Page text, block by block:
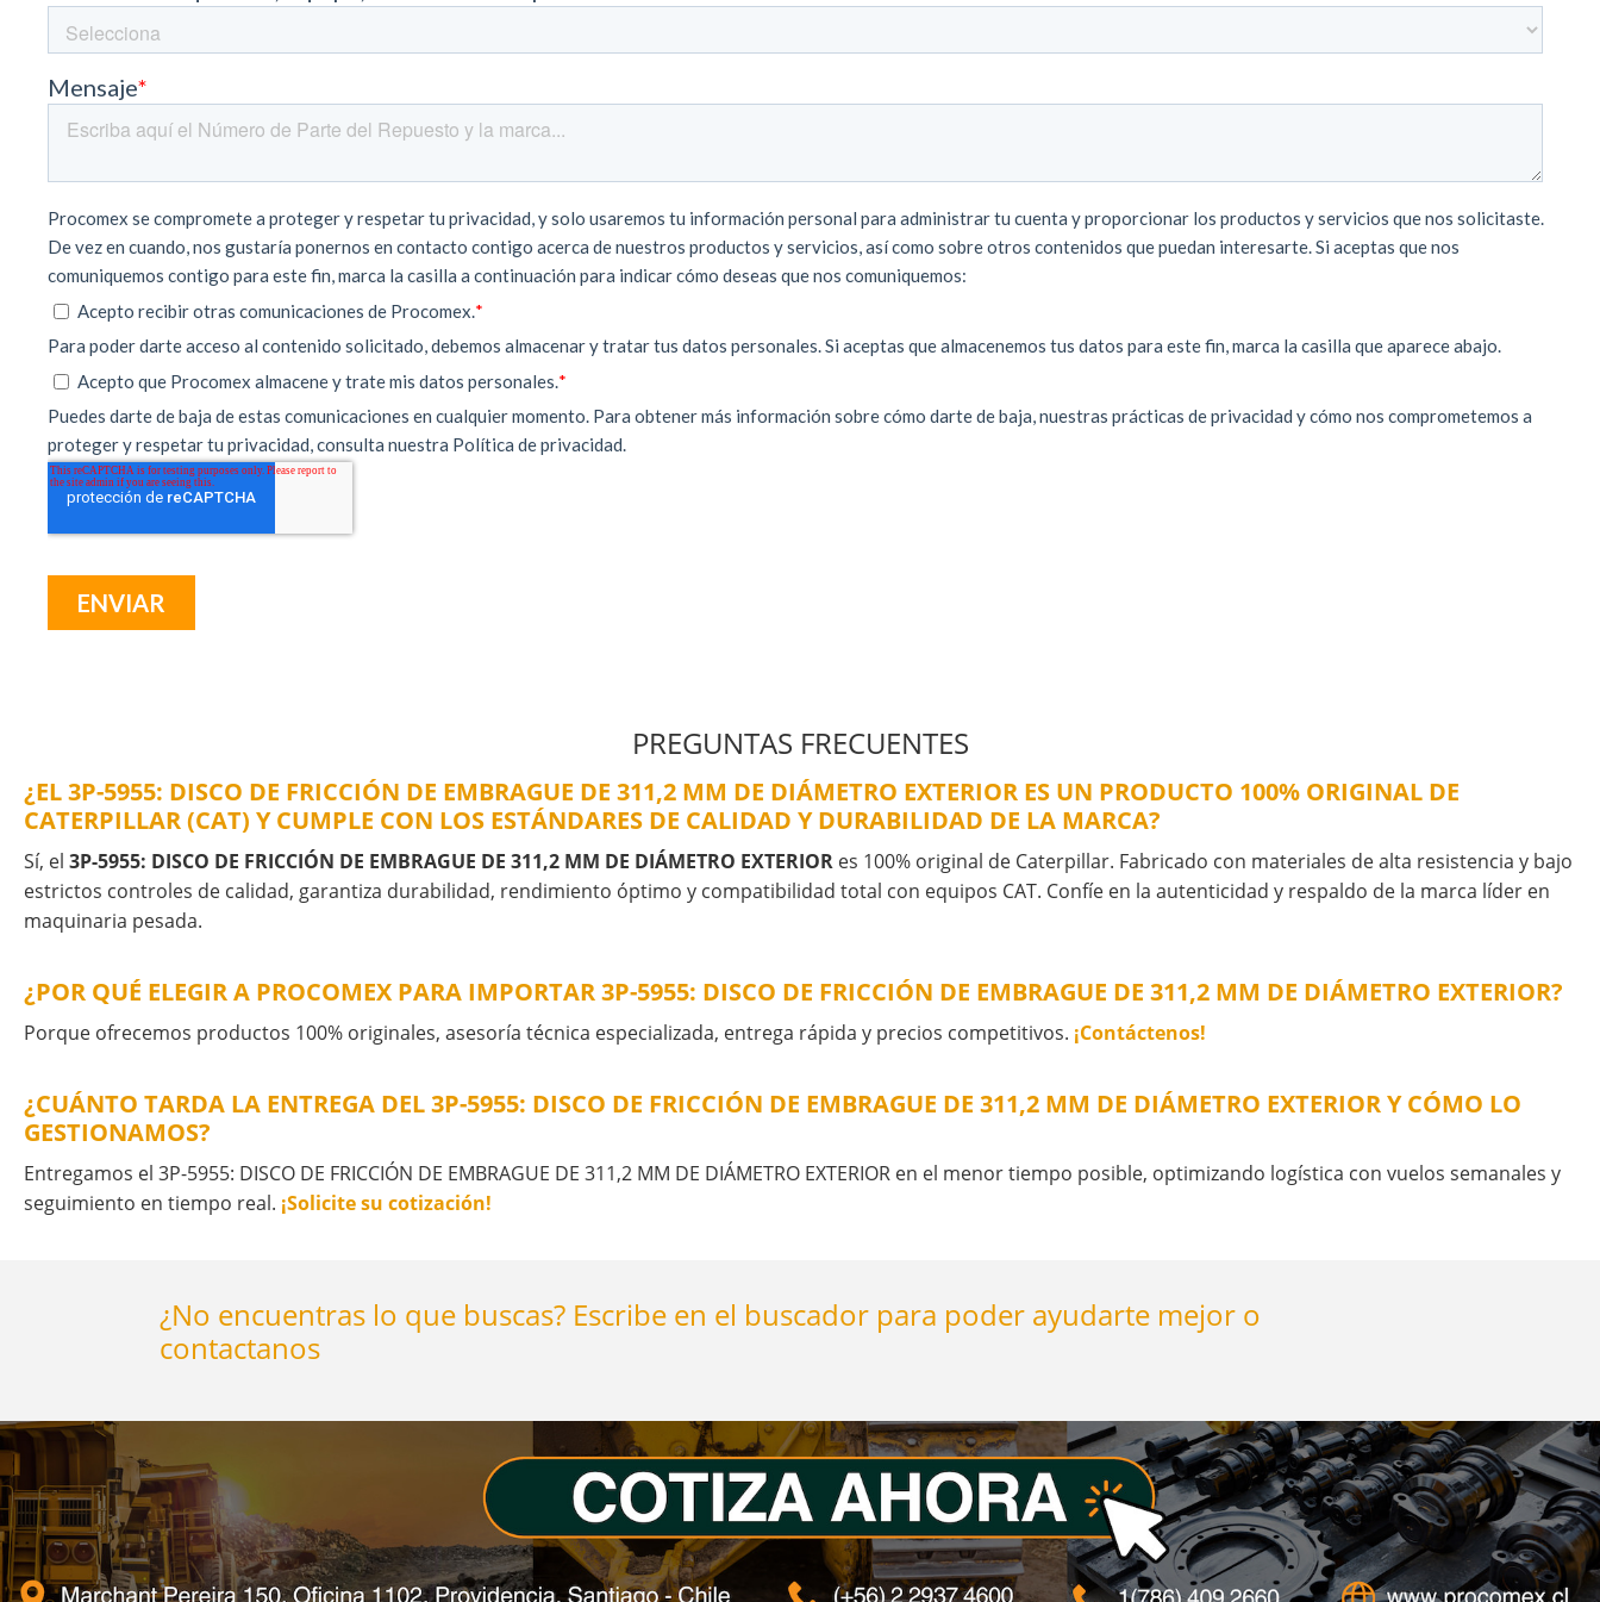
PREGUNTAS FRECUENTES
¿EL 3P-5955: DISCO DE FRICCIÓN DE EMBRAGUE DE 311,2 MM DE DIÁMETRO EXTERIOR ES UN PRODUCTO 100% ORIGINAL DE
CATERPILLAR (CAT) Y CUMPLE CON LOS ESTÁNDARES DE CALIDAD Y DURABILIDAD DE LA MARCA?
Sí, el 3P-5955: DISCO DE FRICCIÓN DE EMBRAGUE DE 311,2 MM DE DIÁMETRO EXTERIOR es 100% original de Caterpillar. Fabricado con materiales de alta resistencia y bajo
estrictos controles de calidad, garantiza durabilidad, rendimiento óptimo y compatibilidad total con equipos CAT. Confíe en la autenticidad y respaldo de la marca líder en
maquinaria pesada.
¿POR QUÉ ELEGIR A PROCOMEX PARA IMPORTAR 3P-5955: DISCO DE FRICCIÓN DE EMBRAGUE DE 311,2 MM DE DIÁMETRO EXTERIOR?
Porque ofrecemos productos 100% originales, asesoría técnica especializada, entrega rápida y precios competitivos. ¡Contáctenos!
¿CUÁNTO TARDA LA ENTREGA DEL 3P-5955: DISCO DE FRICCIÓN DE EMBRAGUE DE 311,2 MM DE DIÁMETRO EXTERIOR Y CÓMO LO
GESTIONAMOS?
Entregamos el 3P-5955: DISCO DE FRICCIÓN DE EMBRAGUE DE 311,2 MM DE DIÁMETRO EXTERIOR en el menor tiempo posible, optimizando logística con vuelos semanales y
seguimiento en tiempo real. ¡Solicite su cotización!
¿No encuentras lo que buscas? Escribe en el buscador para poder ayudarte mejor o
contactanos